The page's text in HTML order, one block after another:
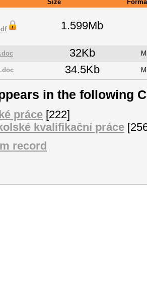
Size
1.599Mb
32Kb
34.5Kb
in the following
práce [222]
kvalifikační práce
record